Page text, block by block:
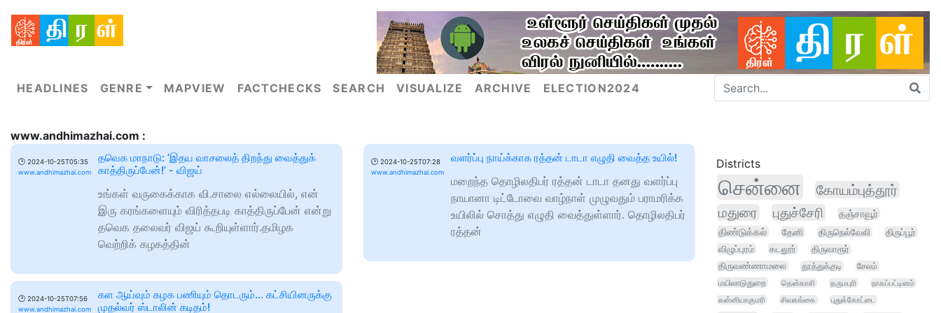
HEADLINES GENRE MAPVIEW FACTCHECKS SEARCH VISUALIZE ARCHIVE ELECTION2024
www.andhimazhai.com :
🕑 2024-10-25T05:35
www.andhimazhai.com
தவெக மாநாடு: ‘இதய வாசலைத் திறந்து வைத்துக்
காத்திருப்பேன்!’ - விஜய்
உங்கள் வருகைக்காக வி.சாலை எல்லையில், என்
இரு கரங்களையும் விரித்தபடி காத்திருப்பேன் என்று
தவெக தலைவர் விஜய் கூறியுள்ளார்.தமிழக
வெற்றிக் கழகத்தின்
🕑 2024-10-25T07:28
www.andhimazhai.com
வளர்ப்பு நாய்க்காக ரத்தன் டாடா எழுதி வைத்த உயில்!
மறைந்த தொழிலதிபர் ரத்தன் டாடா தனது வளர்ப்பு
நாயானா டிட்டோவை வாழ்நாள் முழுவதும் பராமரிக்க
உயிலில் சொத்து எழுதி வைத்துள்ளார். தொழிலதிபர்
ரத்தன்
🕑 2024-10-25T07:56
www.andhimazhai.com
கள ஆய்வும் கழக பணியும் தொடரும்… கட்சியினருக்கு
முதல்வர் ஸ்டாலின் கடிதம்!
Districts
சென்னை கோயம்புத்தூர்
மதுரை புதுச்சேரி
தஞ்சாவூர்
திண்டுக்கல்
தேனி திருநெல்வேலி
திருப்பூர்
விழுப்புரம்
கடலூர்
திருவாரூர்
திருவண்ணாமலை
தூத்துக்குடி
சேலம்
மயிலாடுதுறை
தென்காசி தருமபுரி
நாகப்பட்டினம்
கன்னியாகுமரி
சிவகங்கை
புதுக்கோட்டை